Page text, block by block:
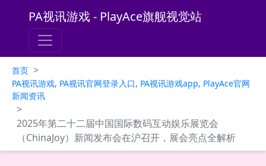
PA视讯游戏 - PlayAce旗舰视觉站
首页 >
PA视讯游戏, PA视讯官网登录入口, PA视讯游戏app, PlayAce官网
新闻资讯
>
2025年第二十二届中国国际数码互动娱乐展览会
（ChinaJoy）新闻发布会在沪召开，展会亮点全解析